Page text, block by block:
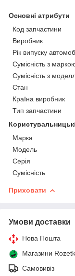
Основні атрибути
Код запчастини
Виробник
Рік випуску
Сумісність з
Сумісність з
Стан
Країна виробник
Тип запчастини
Марка
Мoдель
Серія
Сумісність
Приховати
Умови доставки
Нова Пошта
Магазини
Самовивіз